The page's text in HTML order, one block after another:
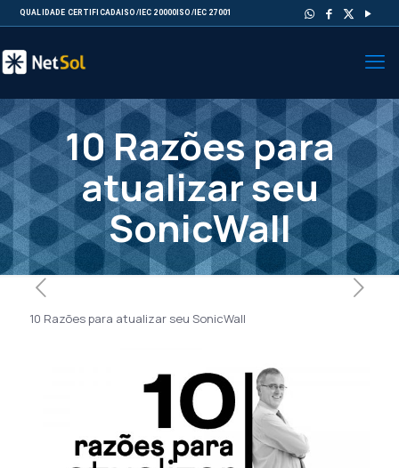
QUALIDADE CERTIFICADA ISO/IEC 20000 ISO/IEC 27001
10 Razões para
atualizar seu
SonicWall
10 Razões para atualizar seu SonicWall